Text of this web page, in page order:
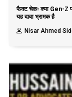
फैक्ट चेकः क्या Gen-Z
यह दावा भ्रामक है
Nisar Ahmed